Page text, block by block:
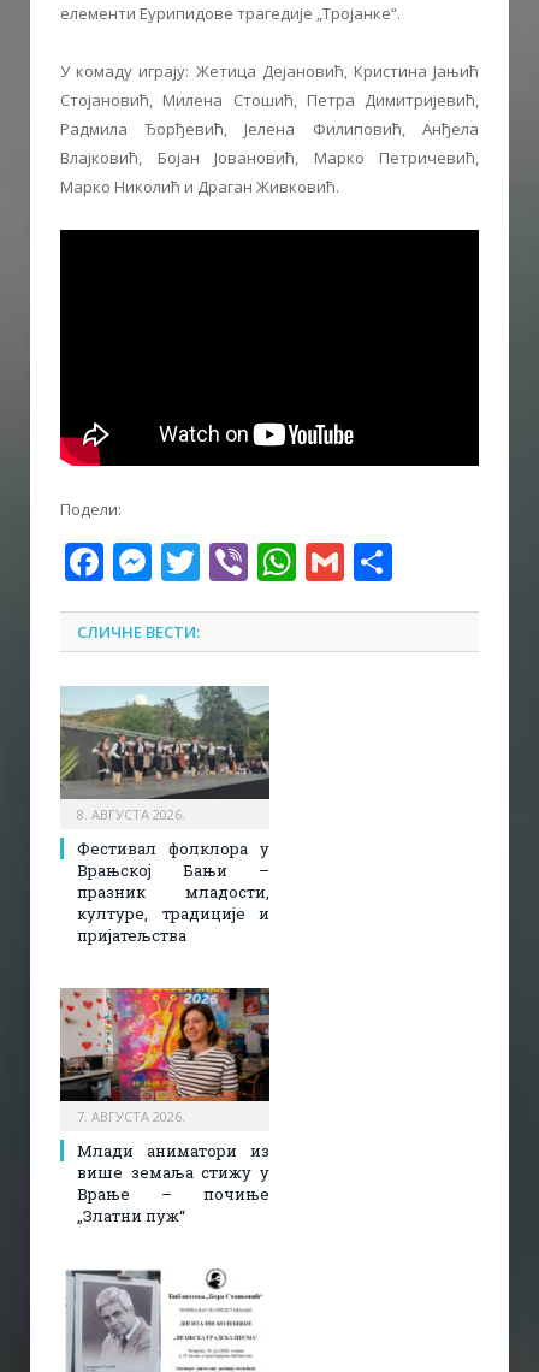
елементи Еурипидове трагедије „Тројанке“.
У комаду играју: Жетица Дејановић, Кристина Јањић
Стојановић, Милена Стошић, Петра Димитријевић,
Радмила Ђорђевић, Јелена Филиповић, Анђела
Влајковић, Бојан Јовановић, Марко Петричевић,
Марко Николић и Драган Живковић.
Подели:
Facebook
Messenger
Twitter
ViberWhatsApp
Gmail
СЛИЧНЕ ВЕСТИ:
8. АВГУСТА 2026.
Фестивал фолклора у
Врањској Бањи –
празник младости,
културе, традиције и
пријатељства
7. АВГУСТА 2026.
Млади аниматори из
више земаља стижу у
Врање – почиње
„Златни пуж“